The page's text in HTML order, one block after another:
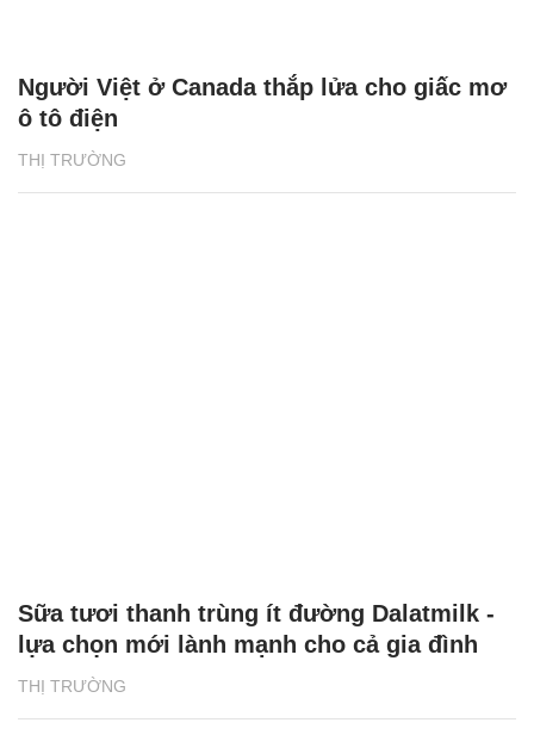
THỊ TRƯỜNG
Người Việt ở Canada thắp lửa cho giấc mơ
ô tô điện
THỊ TRƯỜNG
Sữa tươi thanh trùng ít đường Dalatmilk -
lựa chọn mới lành mạnh cho cả gia đình